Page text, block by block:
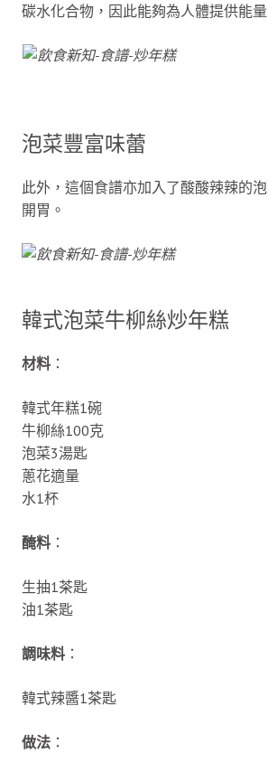
碳水化合物，因此能夠為人體提供能量
泡菜豐富味蕾
此外，這個食譜亦加入了酸酸辣辣的
開胃。
韓式泡菜牛柳絲炒年糕
材料 ：
韓式年糕1碗
牛柳絲100克
泡菜3湯匙
蔥花適量
水1杯
醃料 ：
生抽1茶匙
油1茶匙
調味料 ：
韓式辣醬1茶匙
做法 ：